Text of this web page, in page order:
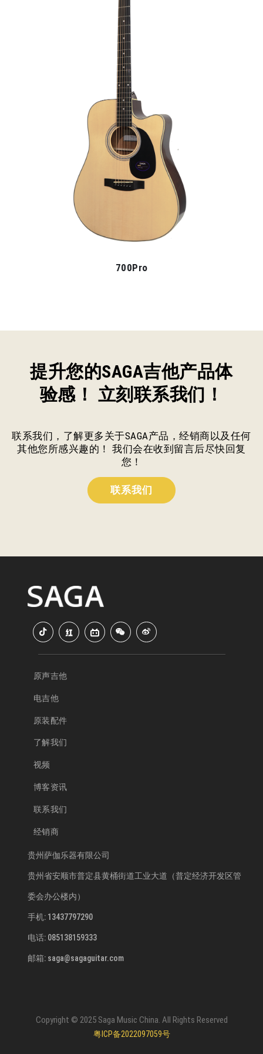
700Pro
提升您的SAGA吉他产品体
验感！ 立刻联系我们！
联系我们，了解更多关于SAGA产品，经销商以及任何
其他您所感兴趣的！ 我们会在收到留言后尽快回复
您！
联系我们
原声吉他
电吉他
原装配件
了解我们
视频
博客资讯
联系我们
经销商
贵州萨伽乐器有限公司
贵州省安顺市普定县黄桶街道工业大道（普定经济开发区管
委会办公楼内）
手机: 13437797290
电话: 085138159333
邮箱: saga@sagaguitar.com
Copyright © 2025 Saga Music China. All Rights Reserved
粤ICP备2022097059号